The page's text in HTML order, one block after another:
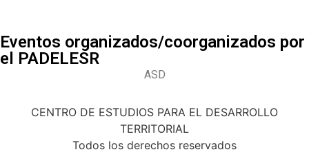
Eventos organizados/coorganizados por
el PADELESR
ASD
CENTRO DE ESTUDIOS PARA EL DESARROLLO
TERRITORIAL
Todos los derechos reservados